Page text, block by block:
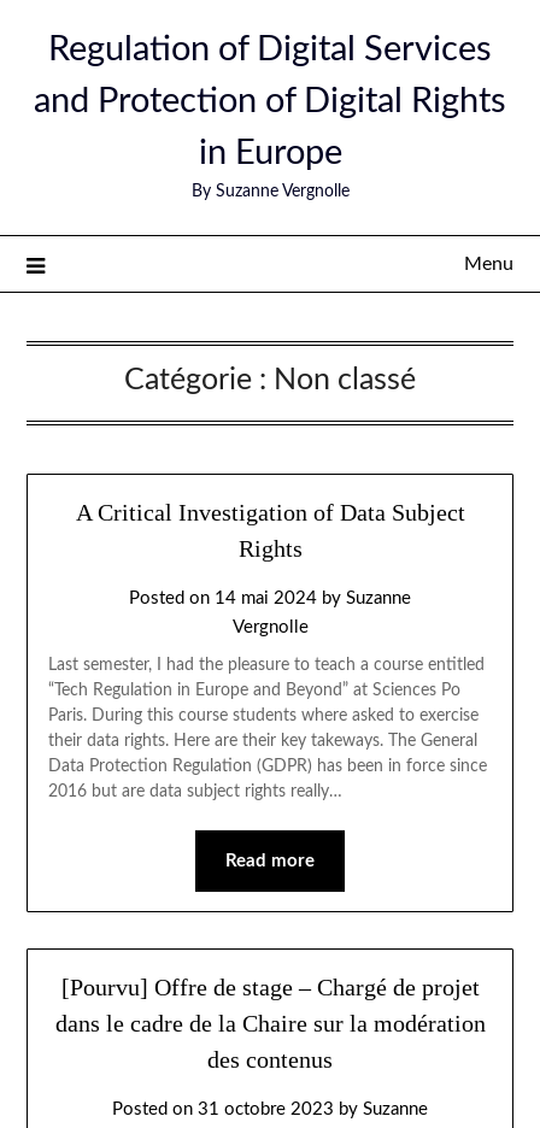
Regulation of Digital Services
and Protection of Digital Rights
in Europe
By Suzanne Vergnolle
Menu
Catégorie : Non classé
A Critical Investigation of Data Subject
Rights
Posted on 14 mai 2024 by Suzanne
Vergnolle
Last semester, I had the pleasure to teach a course entitled
“Tech Regulation in Europe and Beyond” at Sciences Po
Paris. During this course students where asked to exercise
their data rights. Here are their key takeways. The General
Data Protection Regulation (GDPR) has been in force since
2016 but are data subject rights really…
Read more
[Pourvu] Offre de stage – Chargé de projet
dans le cadre de la Chaire sur la modération
des contenus
Posted on 31 octobre 2023 by Suzanne